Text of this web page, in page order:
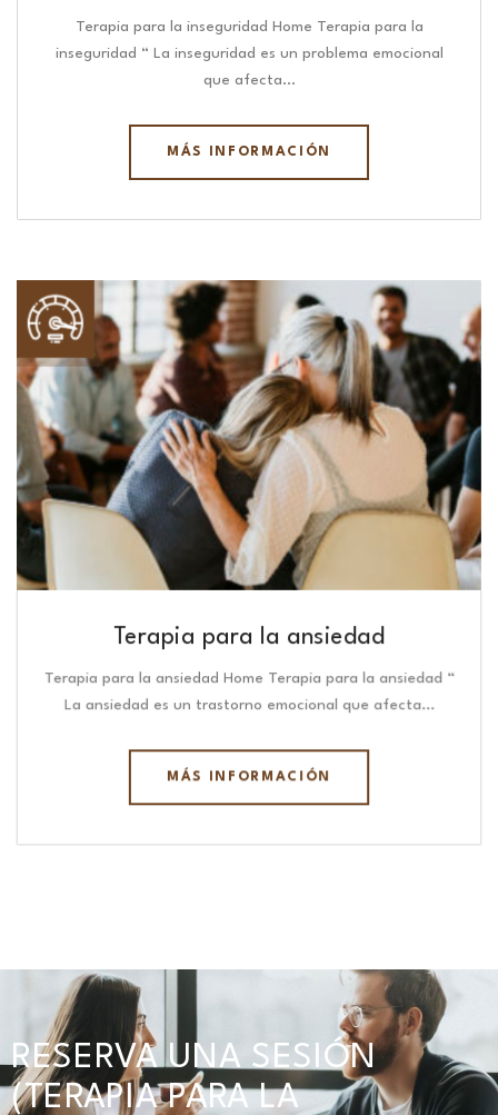
Terapia para la inseguridad Home Terapia para la
inseguridad “ La inseguridad es un problema emocional
que afecta…
MÁS INFORMACIÓN
Terapia para la ansiedad
Terapia para la ansiedad Home Terapia para la ansiedad “
La ansiedad es un trastorno emocional que afecta…
MÁS INFORMACIÓN
RESERVA UNA SESIÓN
(TERAPIA PARA LA